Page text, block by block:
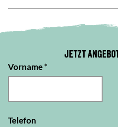
Jetzt
Vorname*
Telefon